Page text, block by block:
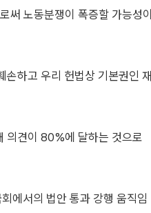
써 노동분쟁이 폭증할 가능성이
손하고 우리 헌법상 기본권인 재
의견이 80%에 달하는 것으로
에서의 법안 통과 강행 움직임